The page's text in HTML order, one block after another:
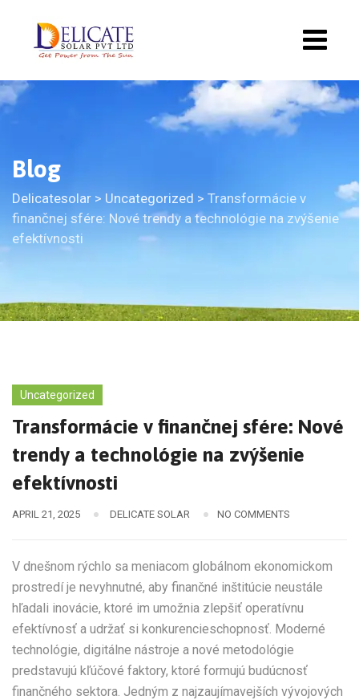
Blog
Delicatesolar > Uncategorized > Transformácie v
finančnej sfére: Nové trendy a technológie na zvýšenie
efektívnosti
Uncategorized
Transformácie v finančnej sfére: Nové
trendy a technológie na zvýšenie
efektívnosti
APRIL 21, 2025 DELICATE SOLAR NO COMMENTS
V dnešnom rýchlo sa meniacom globálnom ekonomickom
prostredí je nevyhnutné, aby finančné inštitúcie neustále
hľadali inovácie, ktoré im umožnia zlepšiť operatívnu
efektívnosť a udržať si konkurencieschopnosť. Moderné
technológie, digitálne nástroje a nové metodológie
predstavujú kľúčové faktory, ktoré formujú budúcnosť
finančného sektora. Jedným z najzaujímavejších vývojových